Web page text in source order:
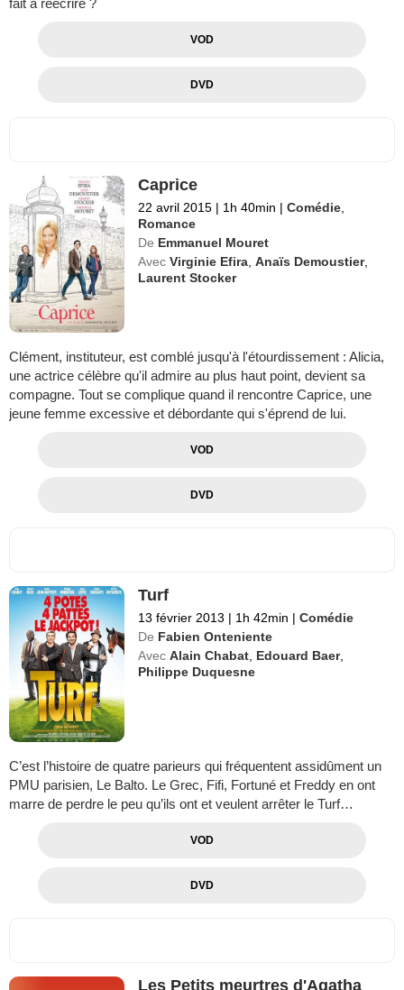
VOD
DVD
Caprice
22 avril 2015 | 1h 40min | Comédie
Romance
De Emmanuel Mouret
Avec Virginie Efira ,Anaïs Demoustier,
Laurent Stocker
Clément, instituteur, est comblé jusqu'à l'étourdissement : Alicia,
une actrice célèbre qu'il admire au plus haut point, devient sa
compagne. Tout se complique quand il rencontre Caprice, une
jeune femme excessive et débordante qui s'éprend de lui.
VOD
DVD
Turf
13 février 2013 | 1h 42min | Comédie
De Fabien Onteniente
Avec Alain Chabat Edouard Baer,
Philippe Duquesne
C’est l’histoire de quatre parieurs qui fréquentent assidûment un
PMU parisien, Le Balto. Le Grec, Fifi, Fortuné et Freddy en ont
marre de perdre le peu qu’ils ont et veulent arrêter le Turf…
VOD
DVD
Les Petits meurtres d'Agatha